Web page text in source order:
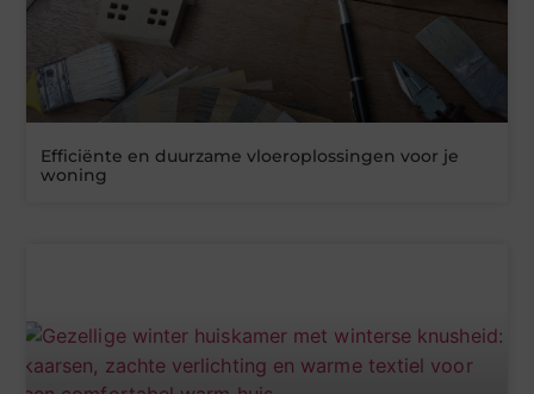
Efficiënte en duurzame vloeroplossingen voor je
woning